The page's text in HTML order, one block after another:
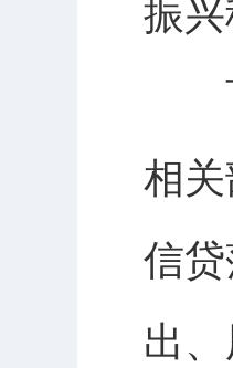
振兴
下
相
信
出